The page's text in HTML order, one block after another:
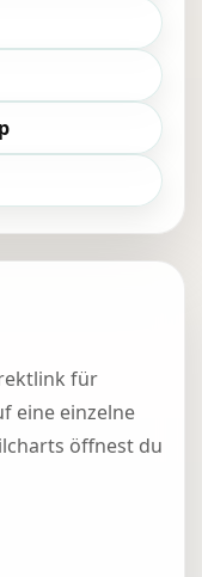
für
eine einzelne
öffnest du